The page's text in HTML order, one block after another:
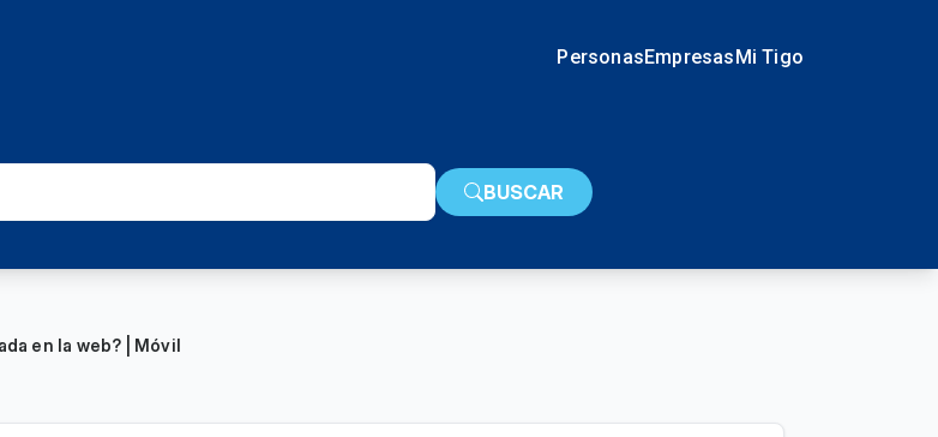
PersonasEmpresasMi Tigo
BUSCAR
en la web? | Móvil